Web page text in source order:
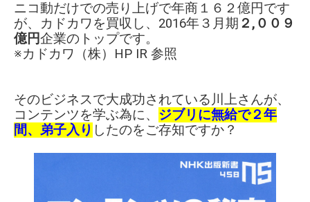
ニコ動だけでの売り上げで年商１６２億円です
が、 カドカワを買収し、 2016年３月期 ２,００９
億円企業のトップです。
※カドカワ（株）HP IR 参照
そのビジネスで大成功されている 川上さんが、
コンテンツを学ぶ為に、 ジブリに無給で２年
間、 弟子入り したのをご存知ですか？